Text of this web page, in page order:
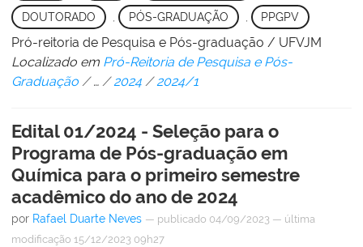
DOUTORADO PÓS-GRADUAÇÃO PPGPV
Pró-reitoria de Pesquisa e Pós-graduação / UFVJM
Localizado em Pró-Reitoria de Pesquisa e Pós-
Graduação /… /2024 /2024/1
Edital 01/2024 - Seleção para o
Programa de Pós-graduação em
Química para o primeiro semestre
acadêmico do ano de 2024
por Rafael Duarte Neves — publicado 04/09/2023 — última
modificação 15/12/2023 09h27